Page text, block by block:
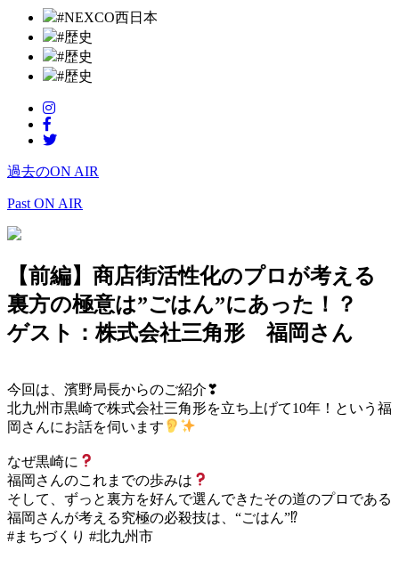
#NEXCO西日本
#歴史
#歴史
#歴史
過去のON AIR
Past ON AIR
【前編】商店街活性化のプロが考える
裏方の極意は”ごはん”にあった！？
ゲスト：株式会社三角形 福岡さん
今回は、濱野局長からのご紹介❣
北九州市黒崎で株式会社三角形を立ち上げて10年！という福
岡さんにお話を伺います
なぜ黒崎に
福岡さんのこれまでの歩みは
そして、ずっと裏方を好んで選んできたその道のプロである
福岡さんが考える究極の必殺技は、“ごはん”⁉
#まちづくり #北九州市